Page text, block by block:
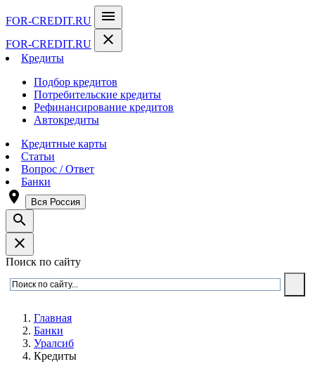
FOR-CREDIT.RU menu
FOR-CREDIT.RU close
Кредиты
Подбор кредитов
Потребительские кредиты
Рефинансирование кредитов
Автокредиты
Кредитные карты
Статьи
Вопрос / Ответ
Банки
room Вся Россия
search
close
Поиск по сайту
Главная
Банки
Уралсиб
Кредиты